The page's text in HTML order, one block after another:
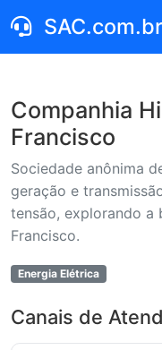
SAC.com.br
Companhia
Francisco
Sociedade anônima
geração e
tensão, explorando a
Francisco.
Energia Elétrica
Canais de